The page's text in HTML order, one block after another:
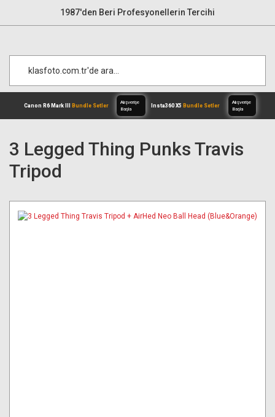
1987'den Beri Profesyonellerin Tercihi
Canon R6 Mark III
3 Legged Thing Punks Travis
Tripod